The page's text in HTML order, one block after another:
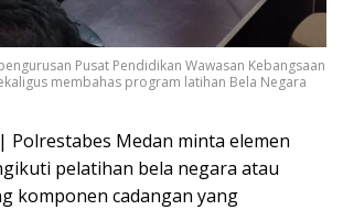
Pusat Pendidikan Wawasan Kebangsaan
membahas program latihan Bela Negara
| Polrestabes Medan minta elemen
pelatihan bela negara atau
komponen cadangan yang